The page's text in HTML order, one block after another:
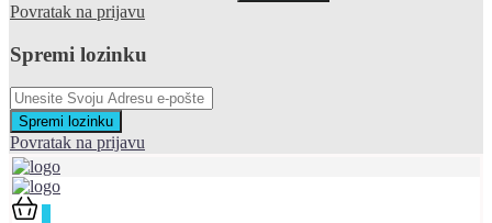
Povratak na prijavu
Spremi lozinku
Spremi lozinku
Povratak na prijavu